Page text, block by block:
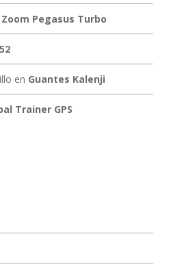
Pegasus Turbo
en Guantes Kalenji
Trainer GPS